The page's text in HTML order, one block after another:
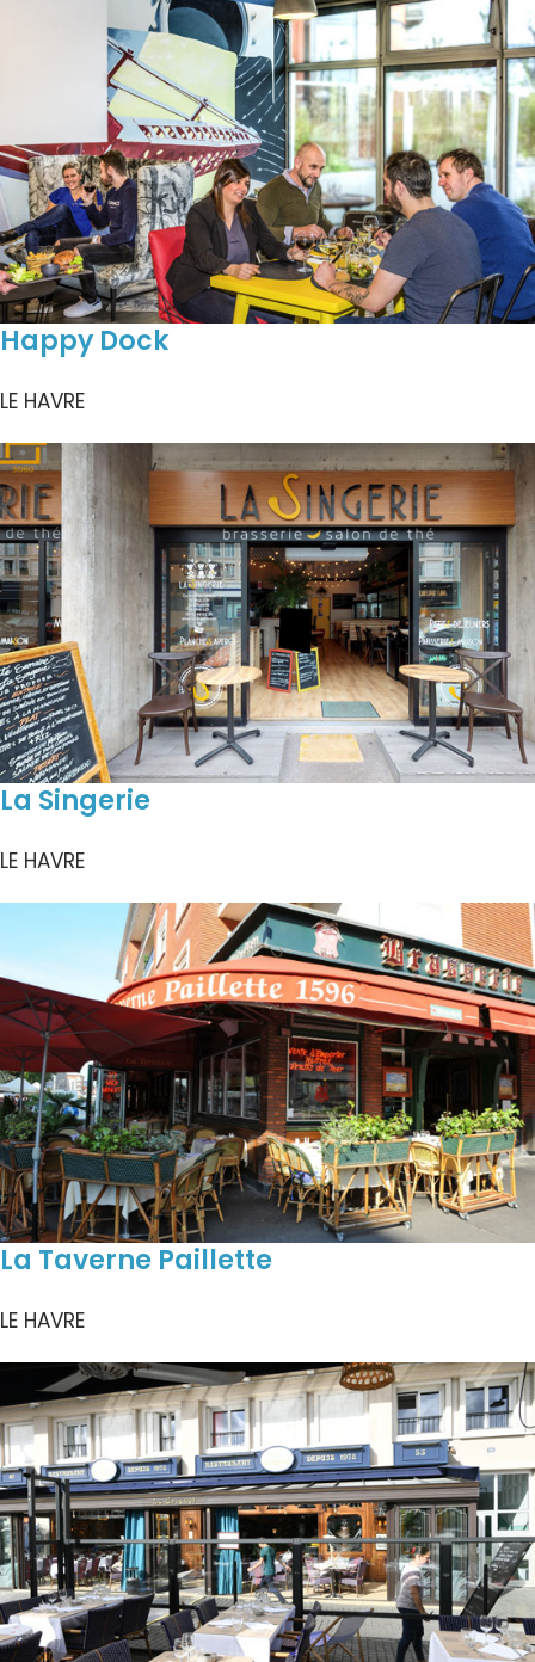
Happy Dock
LE HAVRE
La Singerie
LE HAVRE
La Taverne Paillette
LE HAVRE